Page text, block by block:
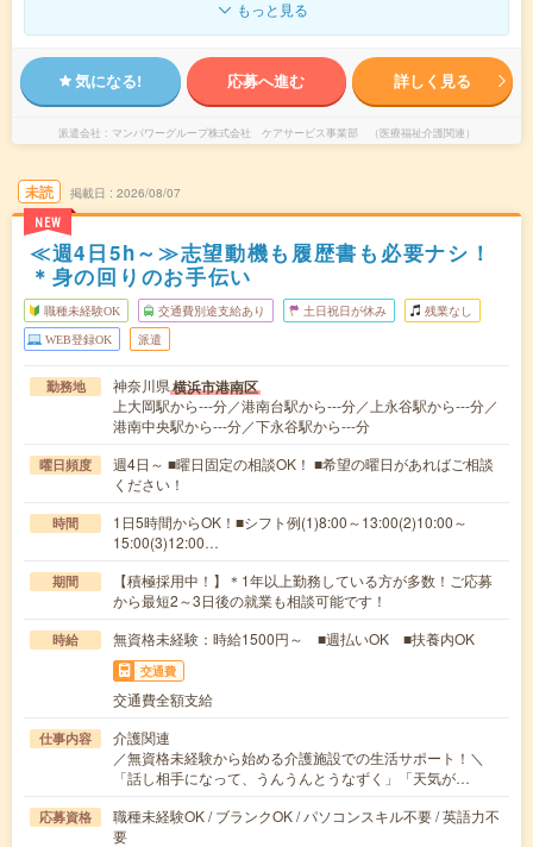
もっと見る
気になる! 応募へ進む 詳しく見る
派遣会社 マンパワーグループ株式会社 ケアサービス事業部 （医療福祉介護関連）
未読
NEW
掲載日 2026/08/07
≪週4日5h～≫志望動機も履歴書も必要ナシ！
＊身の回りのお手伝い
職種未経験OK 交通費別途支給あり 土日祝日が休み 残業なし
WEB登録OK 派遣
勤務地 神奈川県横浜市港南区
上大岡駅から---分／港南台駅から---分／上永谷駅から---分／
港南中央駅から---分／下永谷駅から---分
曜日頻度
週4日～ ■曜日固定の相談OK！ ■希望の曜日があればご相談
ください！
時間
1日5時間からOK！■シフト例(1)8:00～13:00(2)10:00～
15:00(3)12:00…
期間
【積極採用中！】＊1年以上勤務している方が多数！ご応募
から最短2～3日後の就業も相談可能です！
時給 無資格未経験：時給1500円～ ■週払いOK ■扶養内OK
交通費
交通費全額支給
仕事内容
介護関連
／無資格未経験から始める介護施設での生活サポート！＼
「話し相手になって、うんうんとうなずく」「天気が…
応募資格
職種未経験OK / ブランクOK / パソコンスキル不要 / 英語力不
要